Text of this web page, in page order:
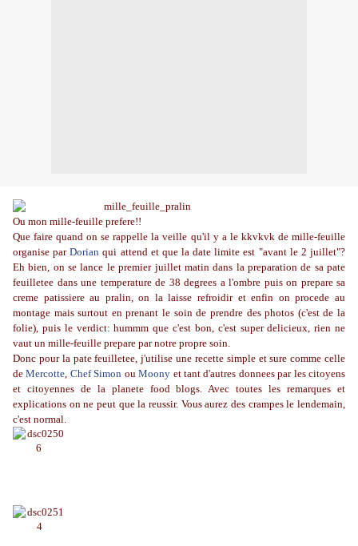
Ou mon mille-feuille prefere!!
Que faire quand on se rappelle la veille qu'il y a le kkvkvk de mille-feuille
organise parDorian qui attend et que la date limite est "avant le 2 juillet"?
Eh bien, on se lance le premier juillet matin dans la preparation de sa pate
feuilletee dans une temperature de 38 degrees a l'ombre puis on prepare sa
creme patissiere au pralin, on la laisse refroidir et enfin on procede au
montage mais surtout en prenant le soin de prendre des photos (c'est de la
folie), puis le verdict: hummm que c'est bon, c'est super delicieux, rien ne
vaut un mille-feuille prepare par notre propre soin.
Donc pour la pate feuilletee, j'utilise une recette simple et sure comme celle
deMercotte, Chef Simon ouMoony et tant d'autres donnees par les citoyens
et citoyennes de la planete food blogs. Avec toutes les remarques et
explications on ne peut que la reussir. Vous aurez des crampes le lendemain,
c'est normal.